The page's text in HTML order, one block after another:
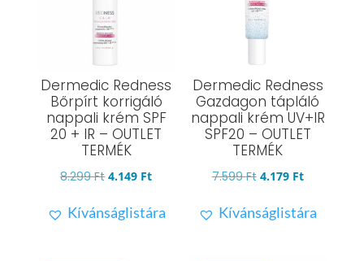
Dermedic Redness
Bőrpírt korrigáló
nappali krém SPF
20 + IR – OUTLET
TERMÉK
8.299FtOriginal
was:
4.149 FtCurrent
is:
Kívánságlistára
Dermedic Redness
Gazdagon tápláló
nappali krém UV+IR
SPF20 – OUTLET
TERMÉK
7.599Ft Original
was:
4.179 FtCurrent
is:
Kívánságlistára